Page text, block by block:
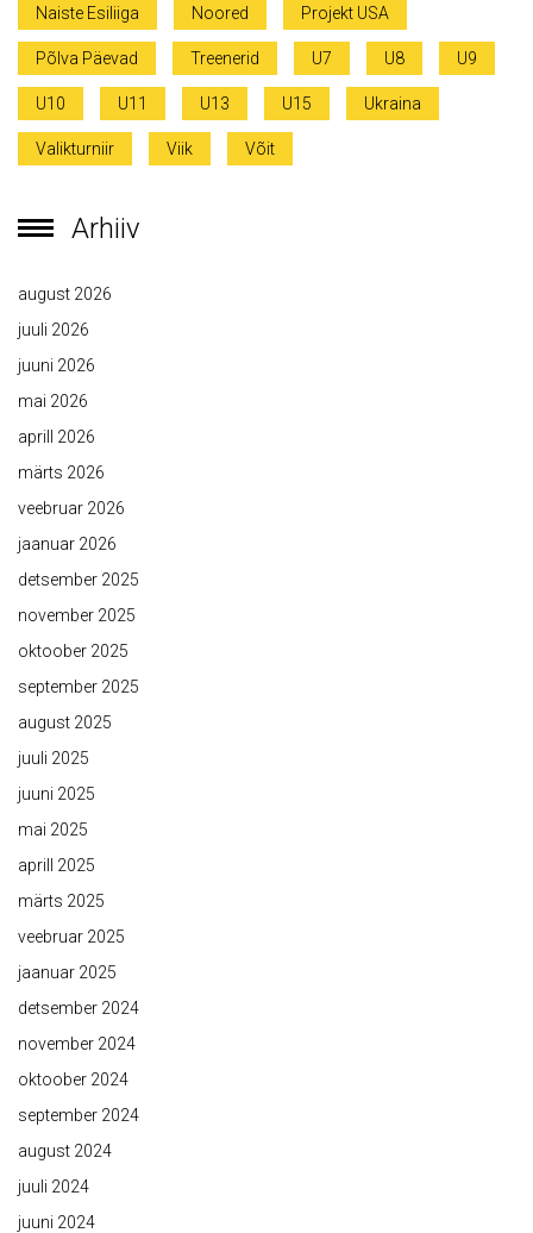
Naiste Esiliiga Noored Projekt USA
Põlva Päevad Treenerid U7 U8 U9
U10 U11 U13 U15 Ukraina
Valikturniir Viik Võit
Arhiiv
august 2026
juuli 2026
juuni 2026
mai 2026
aprill 2026
märts 2026
veebruar 2026
jaanuar 2026
detsember 2025
november 2025
oktoober 2025
september 2025
august 2025
juuli 2025
juuni 2025
mai 2025
aprill 2025
märts 2025
veebruar 2025
jaanuar 2025
detsember 2024
november 2024
oktoober 2024
september 2024
august 2024
juuli 2024
juuni 2024